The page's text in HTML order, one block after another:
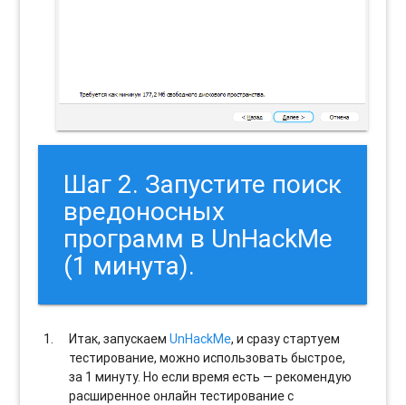
Шаг 2. Запустите поиск
вредоносных
программ в UnHackMe
(1 минута).
Итак, запускаемUnHackMe, и сразу стартуем
тестирование, можно использовать быстрое,
за 1 минуту. Но если время есть — рекомендую
расширенное онлайн тестирование с